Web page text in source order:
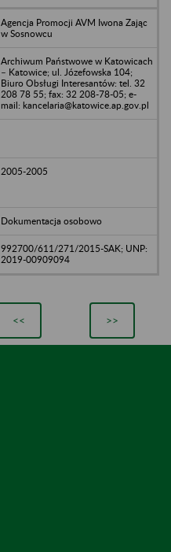
Agencja Promocji AVM Iwona Zając
w Sosnowcu
Archiwum Państwowe w Katowicach
– Katowice; ul. Józefowska 104;
Biuro Obsługi Interesantów: tel. 32
208 78 55; fax: 32 208-78-05; e-
mail: kancelaria@katowice.ap.gov.pl
2005-2005
Dokumentacja osobowo
992700/611/271/2015-SAK; UNP:
2019-00909094
<< >>